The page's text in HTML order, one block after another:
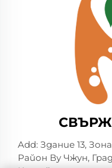
Add: Здание 13,
Район Ву Чжун,